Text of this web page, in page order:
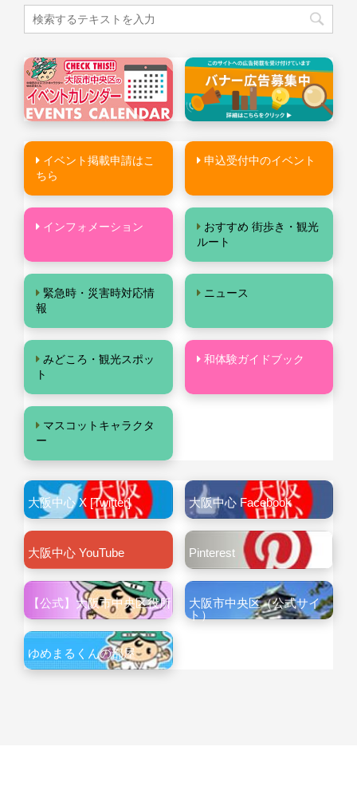
イベント掲載申請はこ
ちら
申込受付中のイベント
インフォメーション
おすすめ 街歩き・観光
ルート
緊急時・災害時対応情
報
ニュース
みどころ・観光スポッ
ト
和体験ガイドブック
マスコットキャラクタ
ー
大阪中心 X [Twitter] 大阪中心 Facebook
大阪中心 YouTube Pinterest
【公式】大阪市中央区役所
大阪市中央区（公式サイ
ト）
ゆめまるくんの部屋